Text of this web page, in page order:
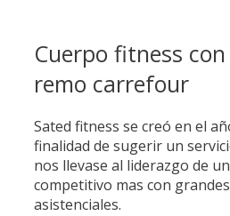
Cuerpo fitness
remo carrefour
Sated fitness se creó en el
finalidad de sugerir un
nos llevase al liderazgo de
competitivo mas con
asistenciales.